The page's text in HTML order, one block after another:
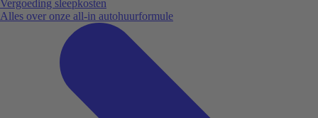
Vergoeding sleepkosten
Alles over onze all-in autohuurformule